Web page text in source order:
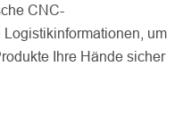
CNC-
um
Ihre Hände sicher